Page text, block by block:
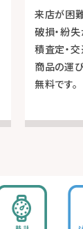
来店が困
破損・紛
積査定・交
商品の運
無料です。